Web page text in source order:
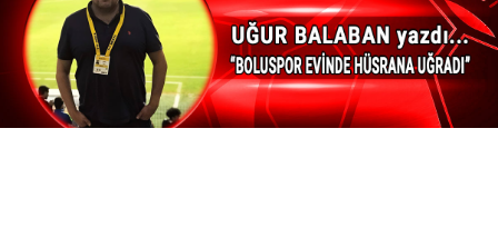
Gerede Hikayeleri
"Gerede’nin Sırrı: Bölüm 9 – Samat
Tepesi ve Altın Mühür"
Metin Apaydın